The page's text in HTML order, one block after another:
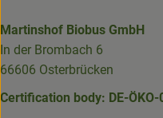
Martinshof Biobus GmbH
In der Brombach 6
66606 Osterbrücken
Certification body: DE-ÖKO-